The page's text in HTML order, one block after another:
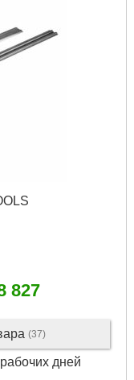
827
(37)
дней